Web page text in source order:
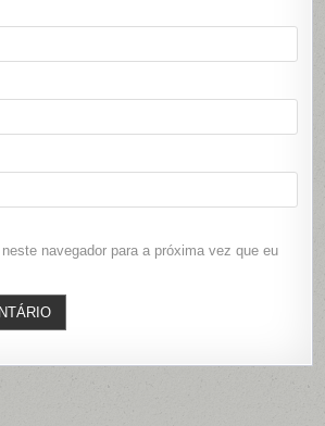
navegador para a próxima vez que eu